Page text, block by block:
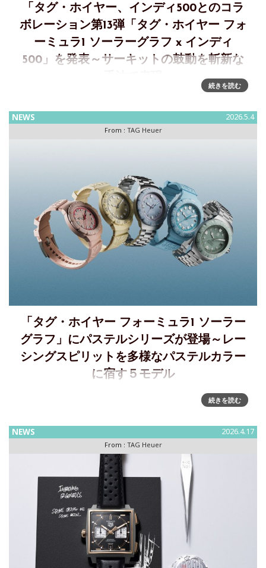
「タグ・ホイヤー、インディ500とのコラ
ボレーション第13弾「タグ・ホイヤー フォ
ーミュラ1 ソーラーグラフ x インディ
500」を発表～サーキットの鼓動を斬新な
ヤーは、サーキットの鼓動を斬新な手法で表現した「タグ・
ホイヤー フォーミュラ1 ソーラーグラフ x インディ500」を
発表します。1986年以来受け継がれてきたレガシーを礎
続きを読む
NEWS 2026.5.4
From : TAG Heuer
「タグ・ホイヤー フォーミュラ1 ソーラー
グラフ」にパステルシリーズが登場～レー
シングスピリットを多様なパステルカラー
に宿す５モデル
ヘリテージを受け継ぐ「タグ・ホイヤー フォーミュラ1 ソー
ラーグラフ」にパステルシリーズが登場～レーシングスピリ
ブランドであるタグ・ホイヤーは、モータースポーツの中核
において加速し続
続きを読む
NEWS 2026.4.17
From : TAG Heuer